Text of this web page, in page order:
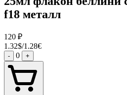
f18 металл
120 ₽
1.32$/1.28€
- 0 +